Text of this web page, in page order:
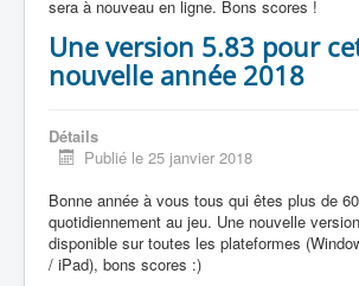
sera à nouveau en ligne. Bons scores !
Une version 5.83 pour
nouvelle année 2018
Détails
Publié le 25 janvier 2018
Bonne année à vous tous qui êtes plus de
quotidiennement au jeu. Une nouvelle
disponible sur toutes les plateformes
/ iPad), bons scores :)